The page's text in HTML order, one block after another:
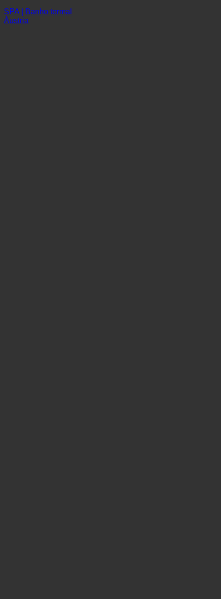
Eurothermen Resort Bad Ischl